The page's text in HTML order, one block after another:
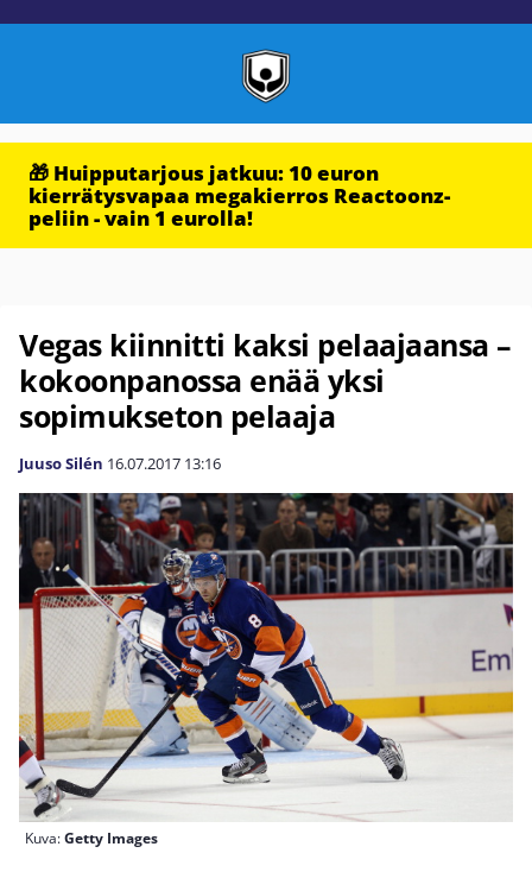
🎁 Huipputarjous jatkuu: 10 euron
kierrätysvapaa megakierros Reactoonz-
peliin - vain 1 eurolla!
Vegas kiinnitti kaksi pelaajaansa –
kokoonpanossa enää yksi
sopimukseton pelaaja
Juuso Silén 16.07.2017 13:16
Kuva:Getty Images